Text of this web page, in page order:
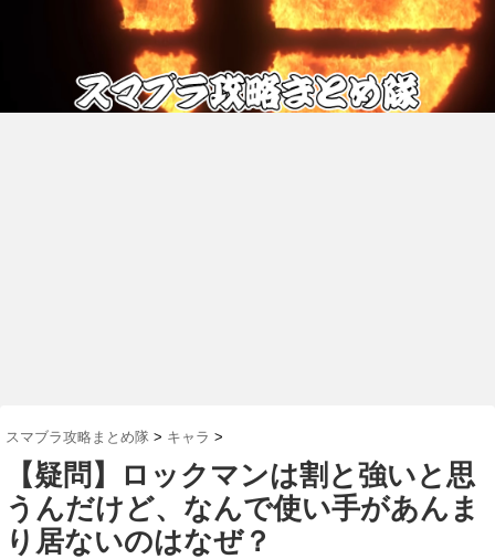
スマブラ攻略まとめ隊 > キャラ >
【疑問】ロックマンは割と強いと思
うんだけど、なんで使い手があんま
り居ないのはなぜ？